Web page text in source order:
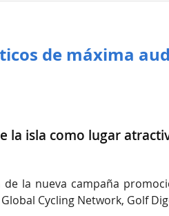
de máxima
la isla como lugar
la nueva campaña
Cycling Network, Golf